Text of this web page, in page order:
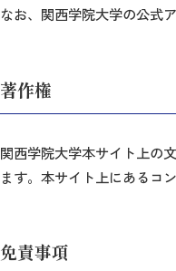
なお、関西学院大学の公式
著作権
関西学院大学本サイト上の
ます。本サイト上にあるコ
免責事項